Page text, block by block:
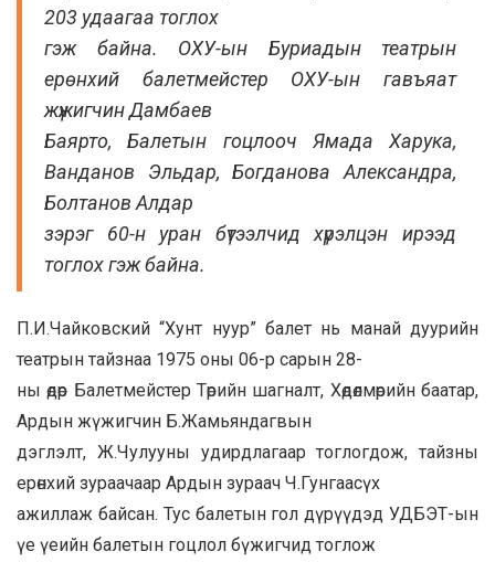
203 удаагаа тоглох
гэж байна. ОХУ-ын Буриадын театрын
ерөнхий балетмейстер ОХУ-ын гавъяат
жүжигчин Дамбаев
Баярто, Балетын гоцлооч Ямада Харука,
Ванданов Эльдар, Богданова Александра,
Болтанов Алдар
зэрэг 60-н уран бүтээлчид хүрэлцэн ирээд
тоглох гэж байна.
П.И.Чайковский “Хунт нуур” балет нь манай дуурийн
театрын тайзнаа 1975 оны 06-р сарын 28-
ны өдөр Балетмейстер Төрийн шагналт, Хөдөлмөрийн баатар,
Ардын жүжигчин Б.Жамьяндагвын
дэглэлт, Ж.Чулууны удирдлагаар тоглогдож, тайзны
ерөнхий зураачаар Ардын зураач Ч.Гунгаасүх
ажиллаж байсан. Тус балетын гол дүрүүдэд УДБЭТ-ын
үе үеийн балетын гоцлол бүжигчид тоглож